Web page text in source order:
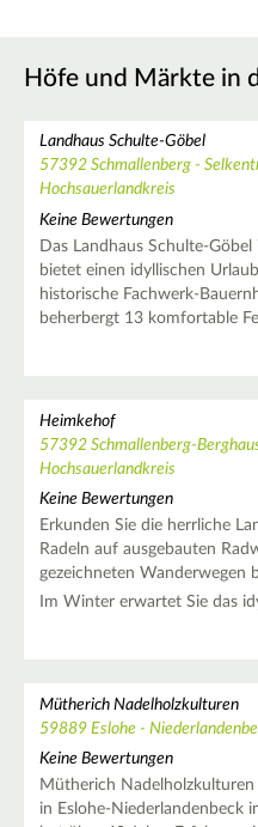
Höfe und Märkte in
Landhaus Schulte-Göbel
57392 Schmallenberg -
Hochsauerlandkreis
Keine Bewertungen
Das Landhaus Schulte-
bietet einen idyllischen
historische Fachwerk-
beherbergt 13 komfortable
Heimkehof
57392 Schmallenberg-
Hochsauerlandkreis
Keine Bewertungen
Erkunden Sie die herrliche
Radeln auf ausgebauten
gezeichneten Wanderwegen
Im Winter erwartet Sie das
Mütherich Nadelholzkulturen
59889 Eslohe -
Keine Bewertungen
Mütherich
in Eslohe-Niederlandenbeck